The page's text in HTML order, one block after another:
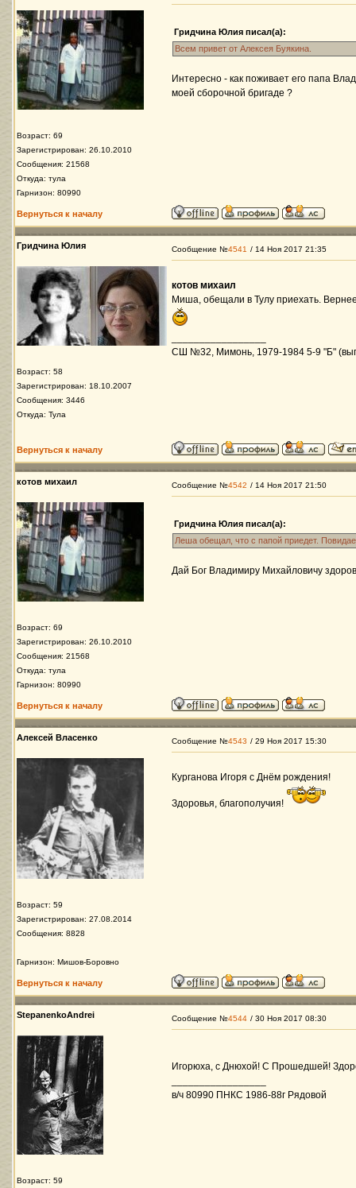
Возраст: 69
Зарегистрирован: 26.10.2010
Сообщения: 21568
Откуда: тула
Гарнизон: 80990
Гридчина Юлия писал(а):
Всем привет от Алексея Буякина.
Интересно - как поживает его папа
моей сборочной бригаде ?
Вернуться к началу
Гридчина Юлия
Возраст: 58
Зарегистрирован: 18.10.2007
Сообщения: 3446
Откуда: Тула
Сообщение №4541 / 14 Ноя 2017 21:35
котов михаил
Миша, обещали в Тулу приехать.
СШ №32, Мимонь, 1979-1984 5-9 "Б"
Вернуться к началу
котов михаил
Возраст: 69
Зарегистрирован: 26.10.2010
Сообщения: 21568
Откуда: тула
Гарнизон: 80990
Сообщение №4542 / 14 Ноя 2017 21:50
Гридчина Юлия писал(а):
Леша обещал, что с папой приедет.
Дай Бог Владимиру Михайловичу
Вернуться к началу
Алексей Власенко
Возраст: 59
Зарегистрирован: 27.08.2014
Сообщения: 8828
Гарнизон: Мишов-Боровно
Сообщение №4543 / 29 Ноя 2017 15:30
Курганова Игоря с Днём рождения!
Здоровья, благополучия!
Вернуться к началу
StepanenkoAndrei
Возраст: 59
Сообщение №4544 / 30 Ноя 2017 08:30
Игорюха, с Днюхой! С Прошедшей!
в/ч 80990 ПНКС 1986-88г Рядовой